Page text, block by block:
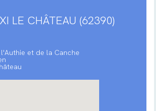
LE CHÂTEAU (62390)
l'Authie et de la Canche